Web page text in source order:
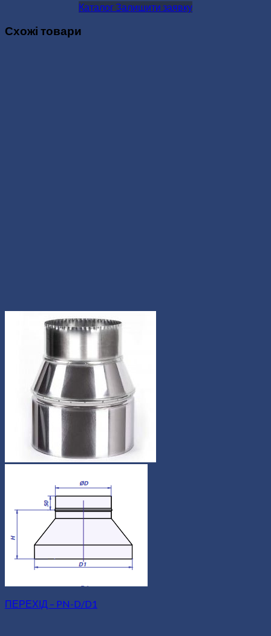
Каталог Залишити заявку
Схожі товари
ПЕРЕХІД – PN-D/D1